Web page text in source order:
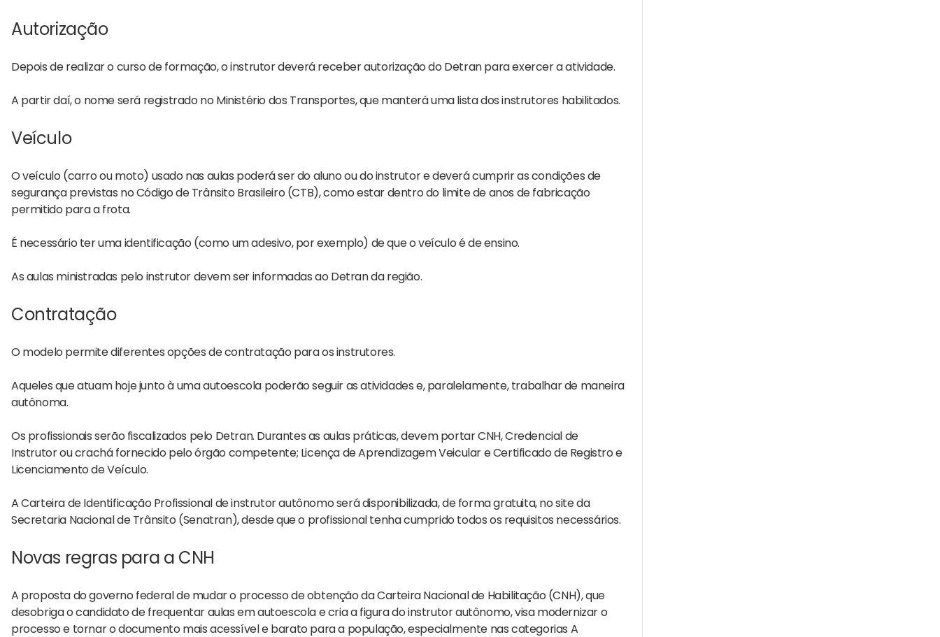
Autorização
Depois de realizar o curso de formação, o instrutor deverá receber autorização do Detran para exercer a atividade.
A partir daí, o nome será registrado no Ministério dos Transportes, que manterá uma lista dos instrutores habilitados.
Veículo
O veículo (carro ou moto) usado nas aulas poderá ser do aluno ou do instrutor e deverá cumprir as condições de
segurança previstas no Código de Trânsito Brasileiro (CTB), como estar dentro do limite de anos de fabricação
permitido para a frota.
É necessário ter uma identificação (como um adesivo, por exemplo) de que o veículo é de ensino.
As aulas ministradas pelo instrutor devem ser informadas ao Detran da região.
Contratação
O modelo permite diferentes opções de contratação para os instrutores.
Aqueles que atuam hoje junto à uma autoescola poderão seguir as atividades e, paralelamente, trabalhar de maneira
autônoma.
Os profissionais serão fiscalizados pelo Detran. Durantes as aulas práticas, devem portar CNH, Credencial de
Instrutor ou crachá fornecido pelo órgão competente; Licença de Aprendizagem Veicular e Certificado de Registro e
Licenciamento de Veículo.
A Carteira de Identificação Profissional de instrutor autônomo será disponibilizada, de forma gratuita, no site da
Secretaria Nacional de Trânsito (Senatran), desde que o profissional tenha cumprido todos os requisitos necessários.
Novas regras para a CNH
A proposta do governo federal de mudar o processo de obtenção da Carteira Nacional de Habilitação (CNH), que
desobriga o candidato de frequentar aulas em autoescola e cria a figura do instrutor autônomo, visa modernizar o
processo e tornar o documento mais acessível e barato para a população, especialmente nas categorias A